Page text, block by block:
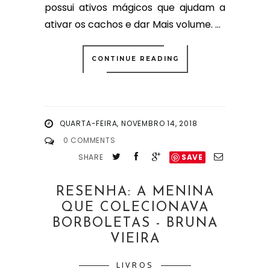
possui ativos mágicos que ajudam a
ativar os cachos e dar Mais volume. ...
CONTINUE READING
QUARTA-FEIRA, NOVEMBRO 14, 2018
0 COMMENTS
SHARE
SAVE
RESENHA: A MENINA
QUE COLECIONAVA
BORBOLETAS - BRUNA
VIEIRA
LIVROS